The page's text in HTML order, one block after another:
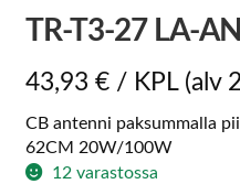
TR-T3-27 LA-
43,93 €/ KPL (alv
CB antenni paksummalla
62CM 20W/100W
12 varastossa